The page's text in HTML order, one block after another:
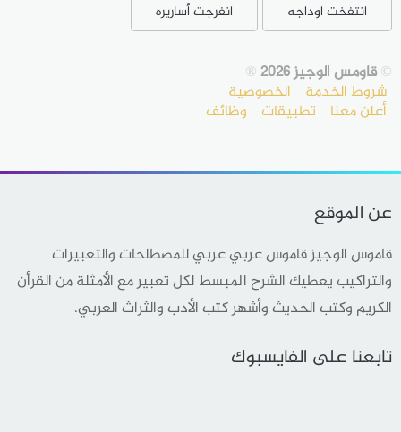
انتفخت اوداجه
انفرجت أساريره
©قاومس الوجيز 2026 ®
شروط الخدمة الخصوصية
أعلن معنا تطبيقات وظائف
عن الموقع
قاموس الوجيز قاموس عربي عربي للمصطلحات والتعبيرات
والتراكيب يعطيك الشرح المبسط لكل تعبير مع الأمثلة من القرأن
الكريم وكتب الحديث وأشهر كتب الأدب والثراث العربي.
تابعنا على الفايسبوك